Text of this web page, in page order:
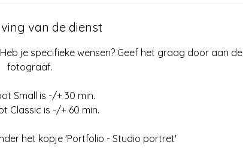
van de dienst
je specifieke wensen? Geef het graag door aan de
fotograaf.
Small is -/+ 30 min.
Classic is -/+ 60 min.